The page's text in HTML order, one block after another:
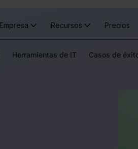
Empresa Recursos Precios
Herramientas de IT Casos de